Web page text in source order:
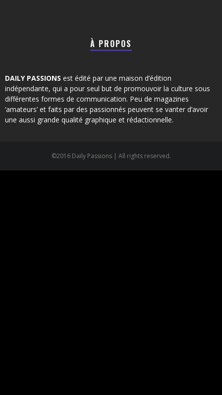
À PROPOS
DAILY PASSIONS est édité par une maison d’édition
indépendante, qui a pour seul but de promouvoir la culture sous
différentes formes de communication. Peu de magazines
‘amateurs’ et faits par des passionnés peuvent se vanter d’avoir
une aussi grande qualité graphique et rédactionnelle.
©2016 Daily Passions | All rights reserved.